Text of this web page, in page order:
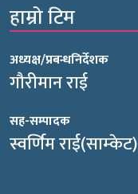
हाम्रो टिम
अध्यक्ष/प्रबन्धनिर्देशक
गौरीमान राई
सह-सम्पादक
स्वर्णिम राई(साम्केट)